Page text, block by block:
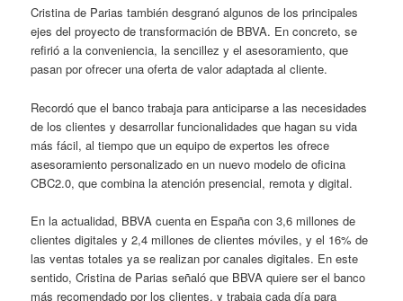
Cristina de Parias también desgranó algunos de los principales
ejes del proyecto de transformación de BBVA. En concreto, se
refirió a la conveniencia, la sencillez y el asesoramiento, que
pasan por ofrecer una oferta de valor adaptada al cliente.
Recordó que el banco trabaja para anticiparse a las necesidades
de los clientes y desarrollar funcionalidades que hagan su vida
más fácil, al tiempo que un equipo de expertos les ofrece
asesoramiento personalizado en un nuevo modelo de oficina
CBC2.0, que combina la atención presencial, remota y digital.
En la actualidad, BBVA cuenta en España con 3,6 millones de
clientes digitales y 2,4 millones de clientes móviles, y el 16% de
las ventas totales ya se realizan por canales digitales. En este
sentido, Cristina de Parias señaló que BBVA quiere ser el banco
más recomendado por los clientes, y trabaja cada día para